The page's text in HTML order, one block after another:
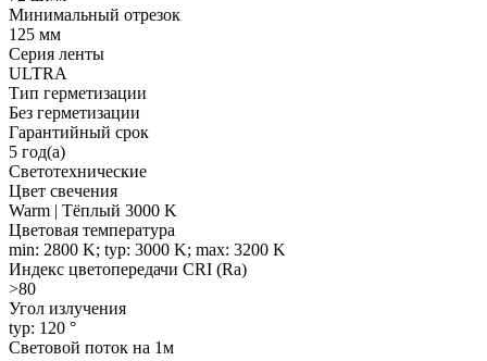
Минимальный отрезок
125 мм
Серия ленты
ULTRA
Тип герметизации
Без герметизации
Гарантийный срок
5 год(а)
Светотехнические
Цвет свечения
Warm | Тёплый 3000 K
Цветовая температура
min: 2800 K; typ: 3000 K; max: 3200 K
Индекс цветопередачи CRI (Ra)
>80
Угол излучения
typ: 120 °
Световой поток на 1м